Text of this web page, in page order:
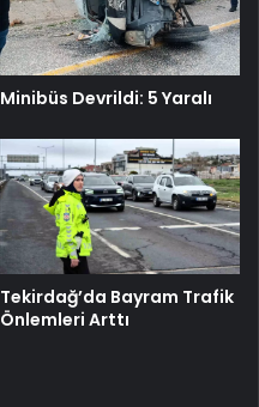
Minibüs Devrildi: 5 Yaralı
Tekirdağ’da Bayram Trafik
Önlemleri Arttı